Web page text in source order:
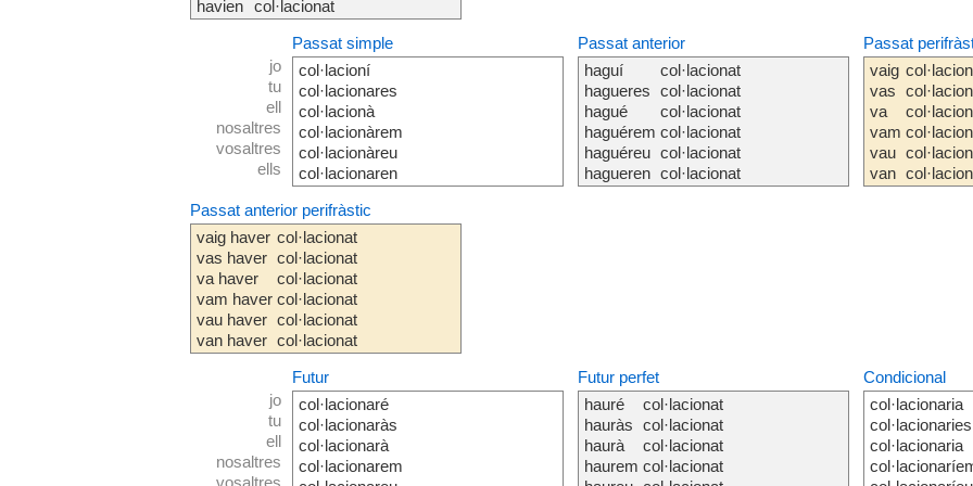
havien
col·lacionat
jo
tu
ell
nosaltres
vosaltres
ells
Passat simple
col·lacioní
col·lacionares
col·lacionà
col·lacionàrem
col·lacionàreu
col·lacionaren
Passat anterior
haguí
hagueres
hagué
haguérem
haguéreu
hagueren
col·lacionat
col·lacionat
col·lacionat
col·lacionat
col·lacionat
col·lacionat
Passat
vaig
vas
va
vam
vau
van
Passat anterior perifràstic
vaig haver
vas haver
va haver
vam haver
vau haver
van haver
col·lacionat
col·lacionat
col·lacionat
col·lacionat
col·lacionat
col·lacionat
jo
tu
ell
nosaltres
vosaltres
Futur
col·lacionaré
col·lacionaràs
col·lacionarà
col·lacionarem
Futur perfet
hauré
hauràs
haurà
haurem
col·lacionat
col·lacionat
col·lacionat
col·lacionat
Condicional
col·lacionaria
col·lacionaries
col·lacionaria